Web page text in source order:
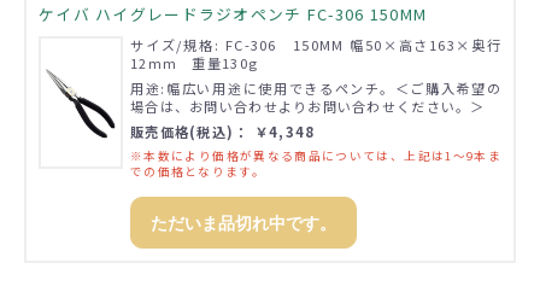
ケイバ ハイグレードラジオペンチ FC-306 150MM
サイズ/規格: FC-306 150MM 幅50×高さ163×奥行
12mm 重量130g
用途:幅広い用途に使用できるペンチ。＜ご購入希望の
場合は、お問い合わせよりお問い合わせください。＞
販売価格(税込)： ￥4,348
※本数により価格が異なる商品については、上記は1～9本ま
での価格となります。
ただいま品切れ中です。